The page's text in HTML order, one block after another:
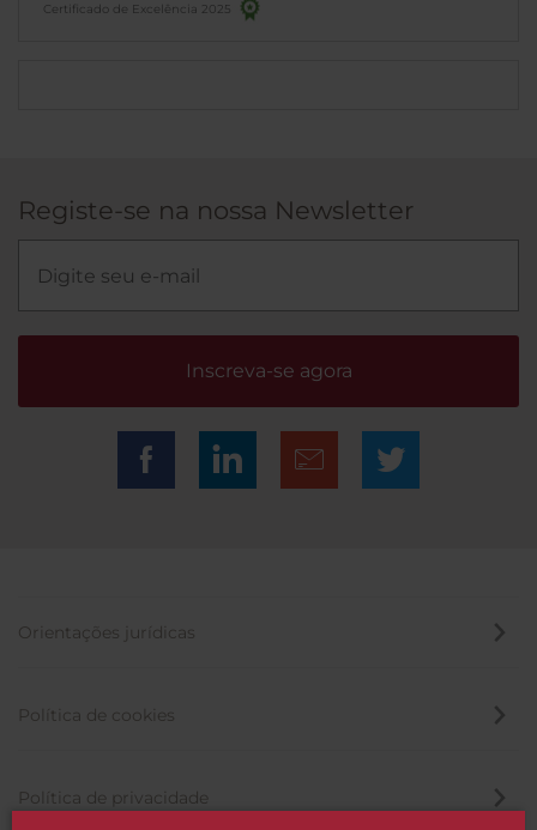
Certificado de Excelência 2025
Registe-se na nossa Newsletter
Inscreva-se agora
Orientações jurídicas
Política de cookies
Política de privacidade